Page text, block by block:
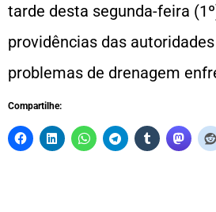
tarde desta segunda-feira
providências das
problemas de drenagem
Compartilhe: